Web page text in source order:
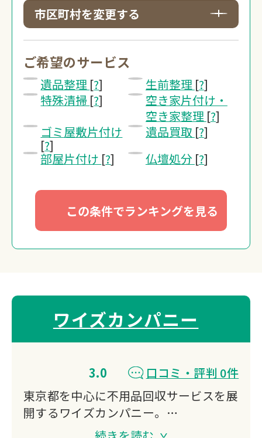
0120-20-
無料・24時間受付
Webで無料見積り
市区町村を変更する
ご希望のサービス
遺品整理 [?] 生前整理 [?]
特殊清掃 [?]
空き家片付け・
空き家整理 [?]
ゴミ屋敷片付け
[?]
遺品買取 [?]
部屋片付け [?] 仏壇処分 [?]
この条件でランキングを見る
ワイズカンパニー
3.0
口コミ・評判 0件
東京都を中心に不用品回収サービスを展
開するワイズカンパニー。
即日対応可能なスピーディーな回収体制